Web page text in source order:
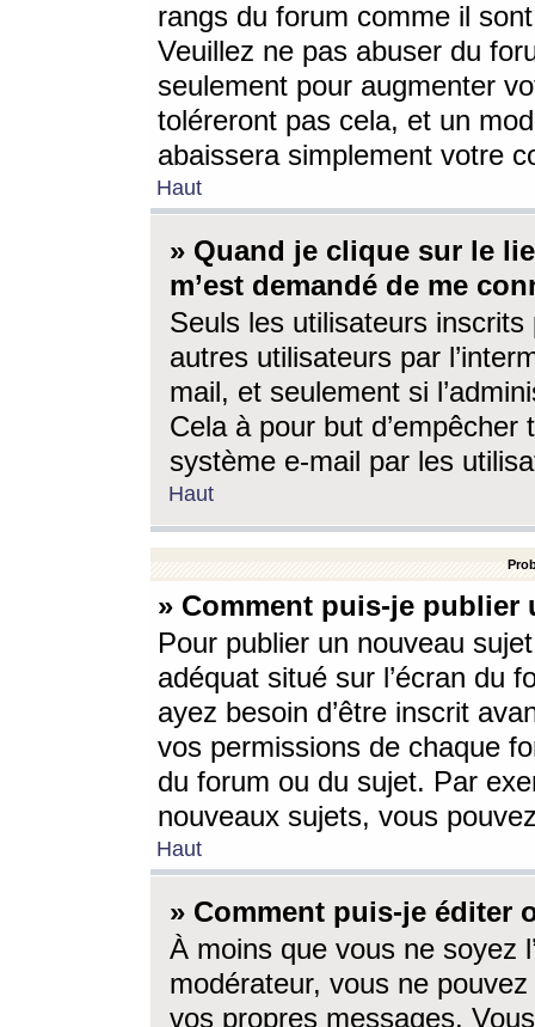
rangs du forum comme il
Veuillez ne pas abuser du
seulement pour augmenter
toléreront pas cela, et un
abaissera simplement votre
Haut
» Quand je clique sur le
m’est demandé de me
Seuls les utilisateurs
autres utilisateurs par
mail, et seulement si
Cela à pour but
système e-mail par les
Haut
» Comment puis-je
Pour publier un nouveau
adéquat situé sur l’écran du
ayez besoin d’être inscrit
vos permissions de chaque
du forum ou du sujet. Par
nouveaux sujets, vous
Haut
» Comment puis-je éditer
À moins que vous ne soyez
modérateur, vous ne
vos propres messages.